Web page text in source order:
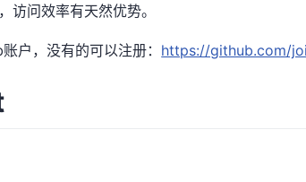
访问效率有天然优势。
户，没有的可以注册： https://github.com/